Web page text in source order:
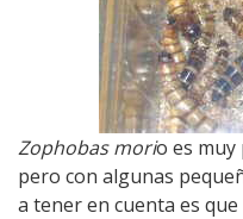
Zophobas morio es muy
pero con algunas
a tener en cuenta es que